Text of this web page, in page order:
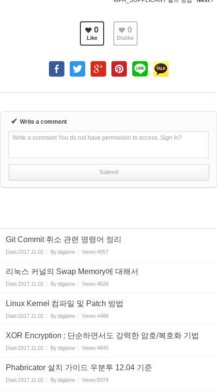
0
Like
0
Dislike
✔ Write a comment
Write a comment You do not have permission to access. Sign In?
Git Commit 취소 관련 명령어 정리
Date2017.11.02 Bydigipine Views 4957
리눅스 커널의 Swap Memory에 대해서
Date2017.11.02 Bydigipine Views 4626
Linux Kernel 컴파일 및 Patch 방법
Date2017.11.02 Bydigipine Views 4488
XOR Encryption : 단순하면서도 강력한 암호/복호화 기법
Date2017.11.02 Bydigipine Views 4845
Phabricator 설치 가이드 우분투 12.04 기준
Date2017.11.02 Bydigipine Views 5079